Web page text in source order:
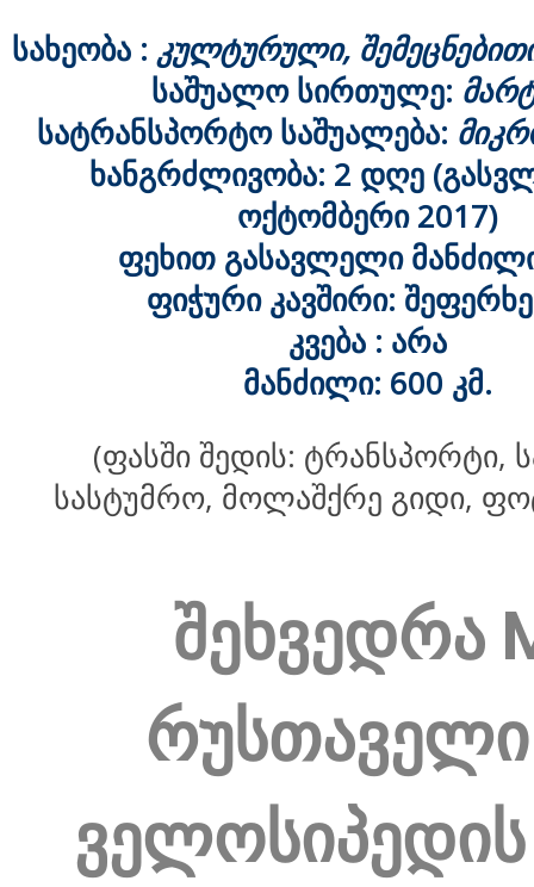
სახეობა : კულტურული,
საშუალო სირთულე:
სატრანსპორტო საშუალება:
ხანგრძლივობა: 2 დღე
ოქტომბერი 2017)
ფეხით გასავლელი
ფიჭური კავშირი:
კვება : არა
მანძილი: 600 კმ.
(ფასში შედის: ტრანსპორტი,
სასტუმრო, მოლაშქრე გიდი,
შეხვედრა
ველოსიპედის